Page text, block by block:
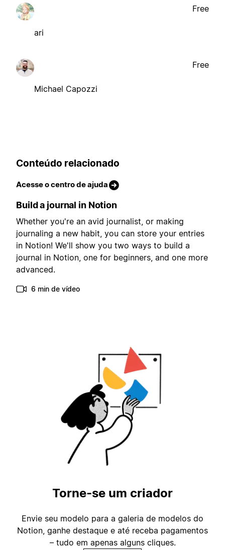
ari
Free
Michael Capozzi
Free
Conteúdo relacionado
Acesse o centro de ajuda
Build a journal in Notion
Whether you're an avid journalist, or making
journaling a new habit, you can store your entries
in Notion! We'll show you two ways to build a
journal in Notion, one for beginners, and one more
advanced.
6 min de vídeo
Torne-se um criador
Envie seu modelo para a galeria de modelos do
Notion, ganhe destaque e até receba pagamentos
– tudo em apenas alguns cliques.